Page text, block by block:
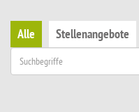
Alle Stellenangebote